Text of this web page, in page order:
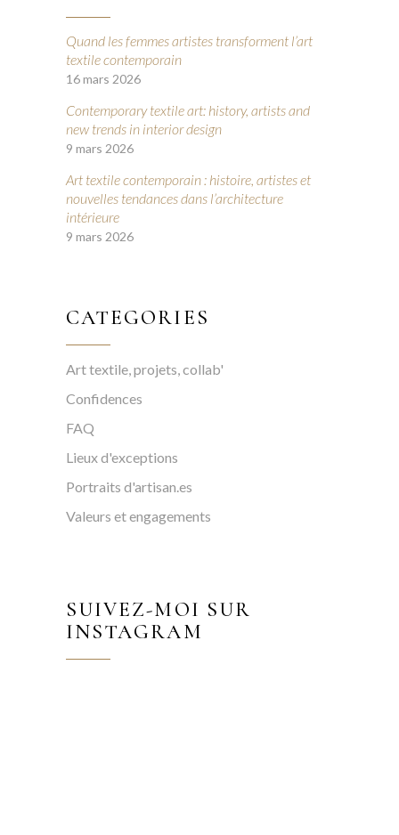
Quand les femmes artistes transforment l’art
textile contemporain
16 mars 2026
Contemporary textile art: history, artists and
new trends in interior design
9 mars 2026
Art textile contemporain : histoire, artistes et
nouvelles tendances dans l’architecture
intérieure
9 mars 2026
CATEGORIES
Art textile, projets, collab'
Confidences
FAQ
Lieux d'exceptions
Portraits d'artisan.es
Valeurs et engagements
SUIVEZ-MOI SUR
INSTAGRAM